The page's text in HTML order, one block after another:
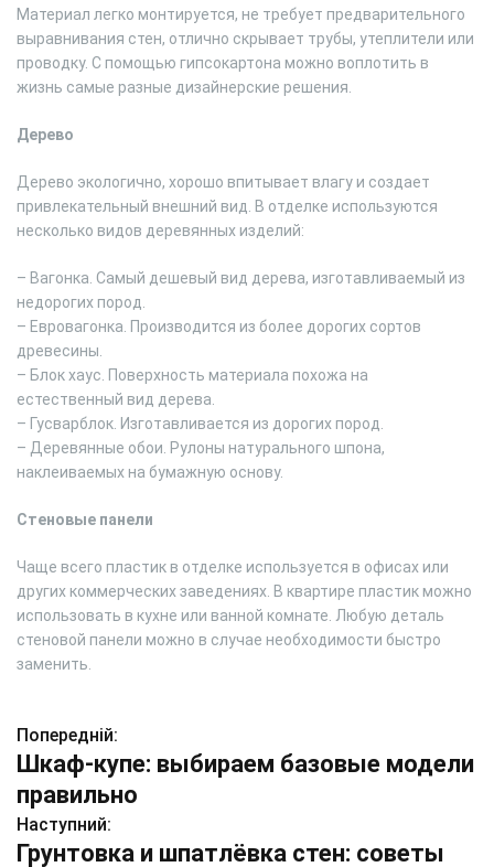
Материал легко монтируется, не требует предварительного
выравнивания стен, отлично скрывает трубы, утеплители или
проводку. С помощью гипсокартона можно воплотить в
жизнь самые разные дизайнерские решения.
Дерево
Дерево экологично, хорошо впитывает влагу и создает
привлекательный внешний вид. В отделке используются
несколько видов деревянных изделий:
– Вагонка. Самый дешевый вид дерева, изготавливаемый из
недорогих пород.
– Евровагонка. Производится из более дорогих сортов
древесины.
– Блок хаус. Поверхность материала похожа на
естественный вид дерева.
– Гусварблок. Изготавливается из дорогих пород.
– Деревянные обои. Рулоны натурального шпона,
наклеиваемых на бумажную основу.
Стеновые панели
Чаще всего пластик в отделке используется в офисах или
других коммерческих заведениях. В квартире пластик можно
использовать в кухне или ванной комнате. Любую деталь
стеновой панели можно в случае необходимости быстро
заменить.
Н
а
в
Попередній:
Шкаф-купе: выбираем базовые модели
правильно
Наступний:
Грунтовка и шпатлёвка стен: советы